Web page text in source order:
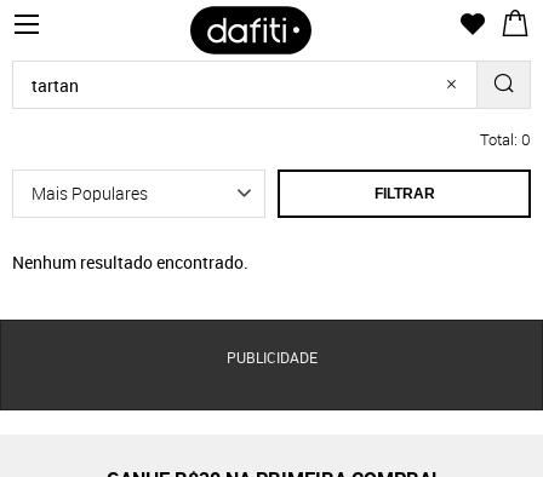
Total: 0
FILTRAR
Nenhum resultado encontrado.
PUBLICIDADE